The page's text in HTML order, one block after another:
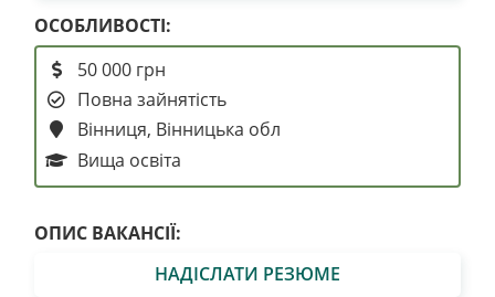
ОСОБЛИВОСТІ:
50 000 грн
Повна зайнятість
Вінниця, Вінницька обл
Вища освіта
ОПИС ВАКАНСІЇ:
НАДІСЛАТИ РЕЗЮМЕ